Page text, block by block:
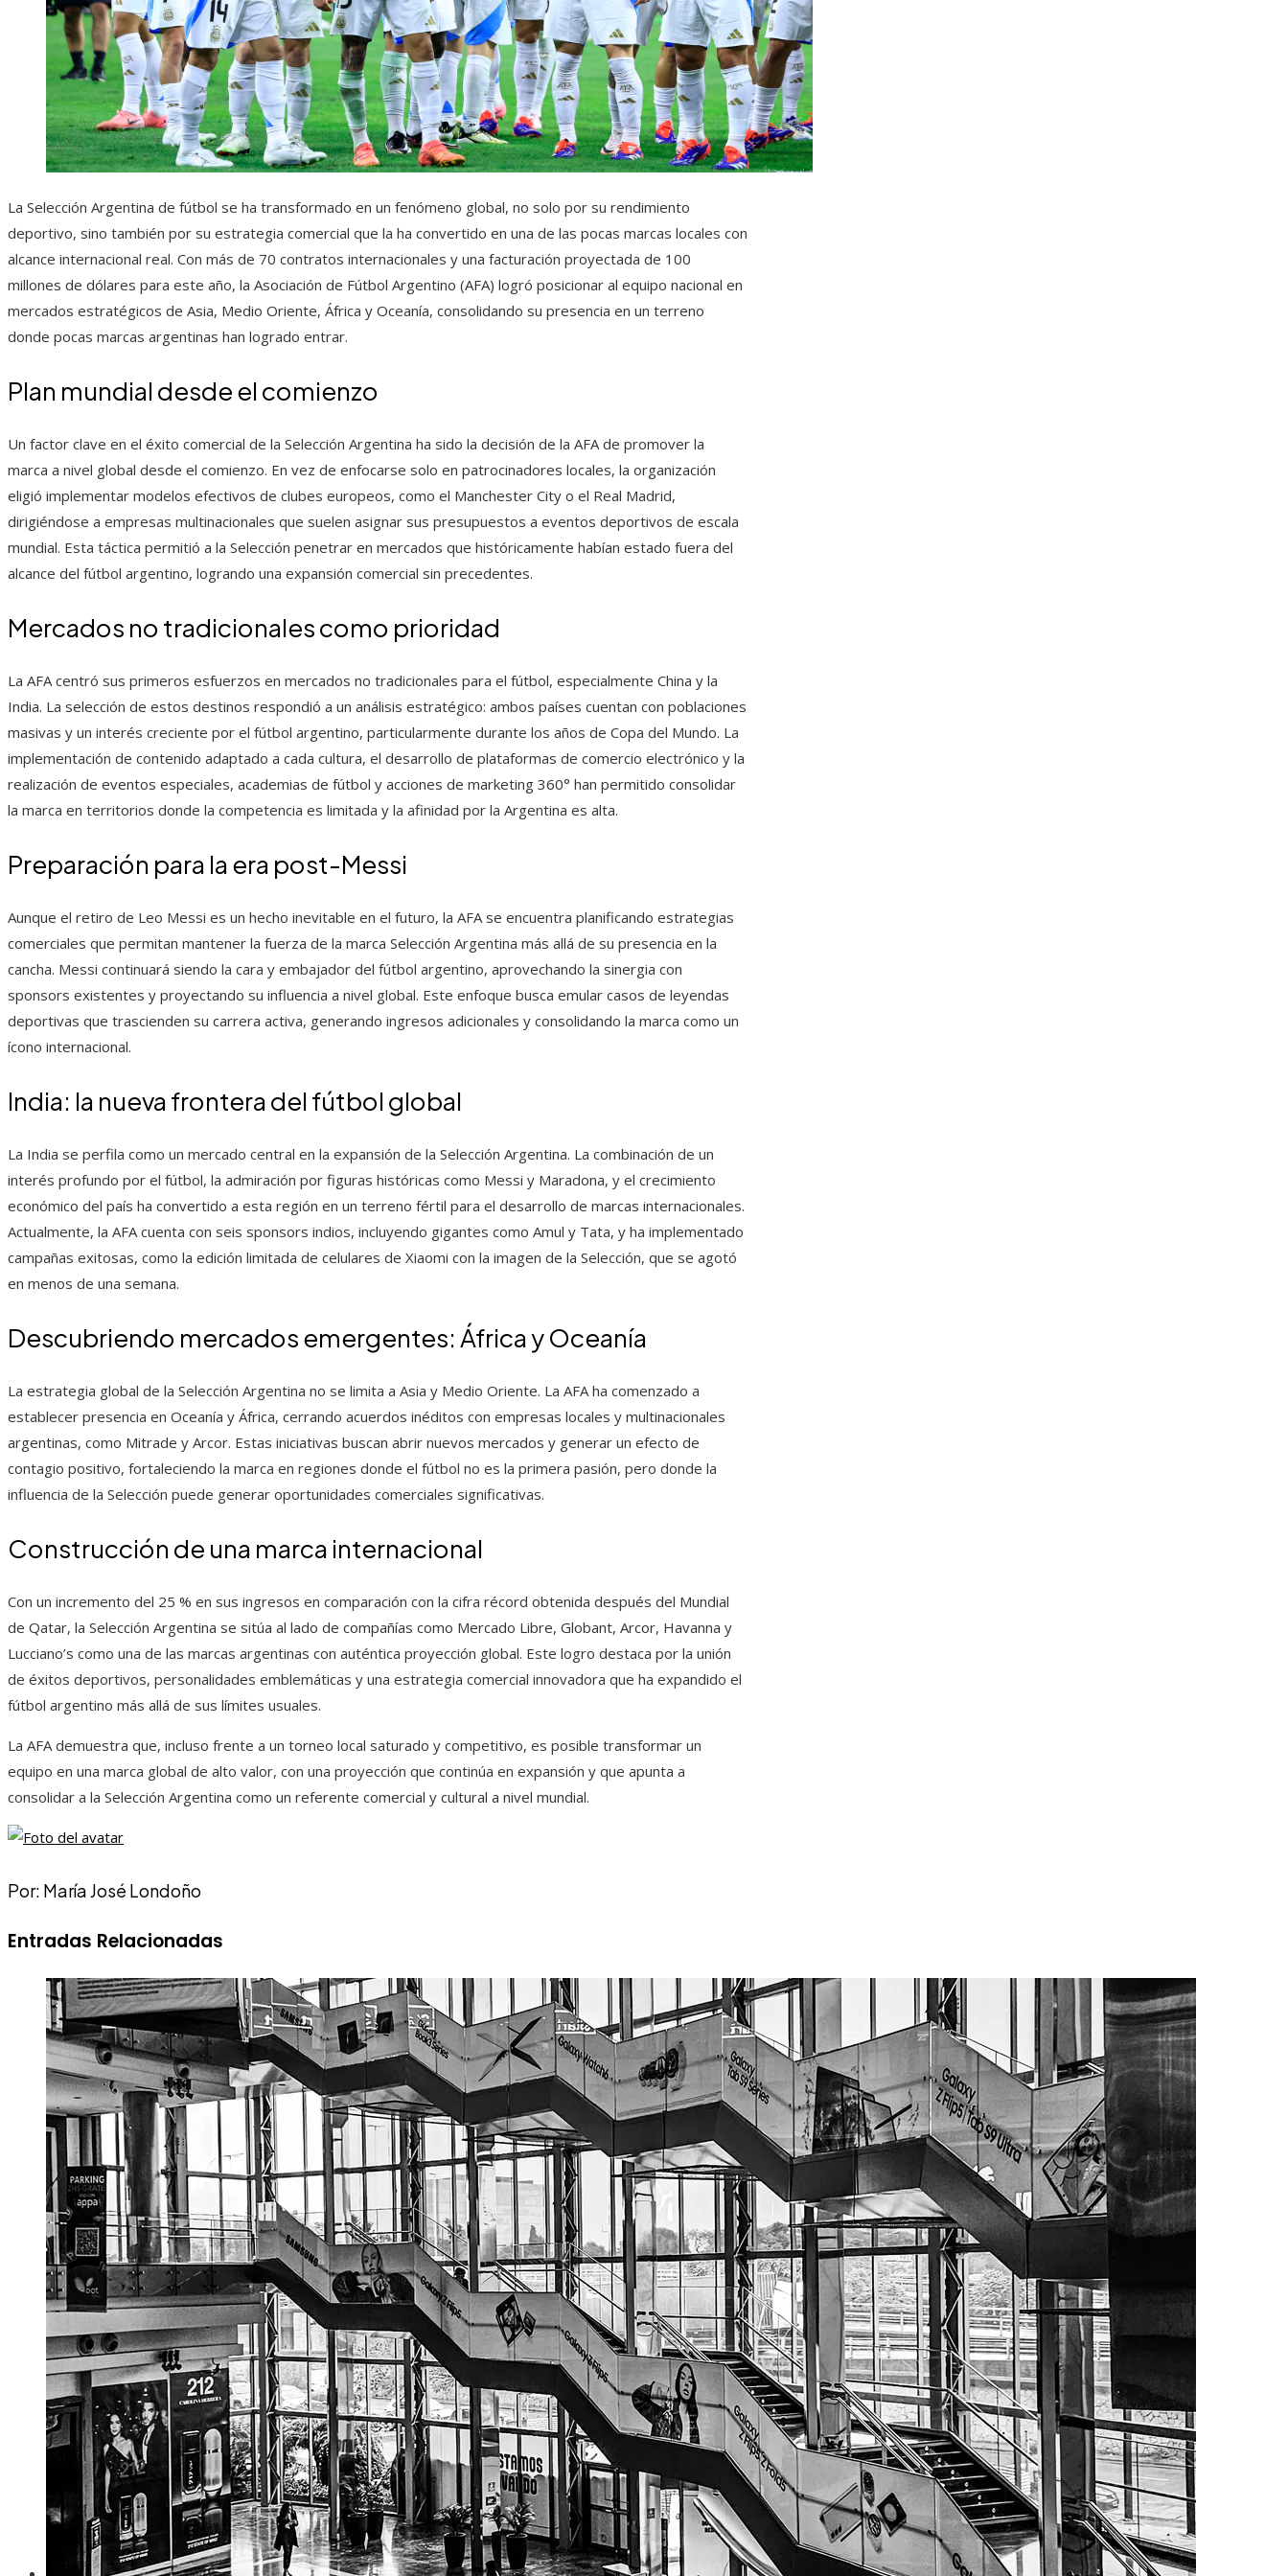
La Selección Argentina de fútbol se ha transformado en un fenómeno global, no solo por su rendimiento
deportivo, sino también por su estrategia comercial que la ha convertido en una de las pocas marcas locales con
alcance internacional real. Con más de 70 contratos internacionales y una facturación proyectada de 100
millones de dólares para este año, la Asociación de Fútbol Argentino (AFA) logró posicionar al equipo nacional en
mercados estratégicos de Asia, Medio Oriente, África y Oceanía, consolidando su presencia en un terreno
donde pocas marcas argentinas han logrado entrar.
Plan mundial desde el comienzo
Un factor clave en el éxito comercial de la Selección Argentina ha sido la decisión de la AFA de promover la
marca a nivel global desde el comienzo. En vez de enfocarse solo en patrocinadores locales, la organización
eligió implementar modelos efectivos de clubes europeos, como el Manchester City o el Real Madrid,
dirigiéndose a empresas multinacionales que suelen asignar sus presupuestos a eventos deportivos de escala
mundial. Esta táctica permitió a la Selección penetrar en mercados que históricamente habían estado fuera del
alcance del fútbol argentino, logrando una expansión comercial sin precedentes.
Mercados no tradicionales como prioridad
La AFA centró sus primeros esfuerzos en mercados no tradicionales para el fútbol, especialmente China y la
India. La selección de estos destinos respondió a un análisis estratégico: ambos países cuentan con poblaciones
masivas y un interés creciente por el fútbol argentino, particularmente durante los años de Copa del Mundo. La
implementación de contenido adaptado a cada cultura, el desarrollo de plataformas de comercio electrónico y la
realización de eventos especiales, academias de fútbol y acciones de marketing 360° han permitido consolidar
la marca en territorios donde la competencia es limitada y la afinidad por la Argentina es alta.
Preparación para la era post-Messi
Aunque el retiro de Leo Messi es un hecho inevitable en el futuro, la AFA se encuentra planificando estrategias
comerciales que permitan mantener la fuerza de la marca Selección Argentina más allá de su presencia en la
cancha. Messi continuará siendo la cara y embajador del fútbol argentino, aprovechando la sinergia con
sponsors existentes y proyectando su influencia a nivel global. Este enfoque busca emular casos de leyendas
deportivas que trascienden su carrera activa, generando ingresos adicionales y consolidando la marca como un
ícono internacional.
India: la nueva frontera del fútbol global
La India se perfila como un mercado central en la expansión de la Selección Argentina. La combinación de un
interés profundo por el fútbol, la admiración por figuras históricas como Messi y Maradona, y el crecimiento
económico del país ha convertido a esta región en un terreno fértil para el desarrollo de marcas internacionales.
Actualmente, la AFA cuenta con seis sponsors indios, incluyendo gigantes como Amul y Tata, y ha implementado
campañas exitosas, como la edición limitada de celulares de Xiaomi con la imagen de la Selección, que se agotó
en menos de una semana.
Descubriendo mercados emergentes: África y Oceanía
La estrategia global de la Selección Argentina no se limita a Asia y Medio Oriente. La AFA ha comenzado a
establecer presencia en Oceanía y África, cerrando acuerdos inéditos con empresas locales y multinacionales
argentinas, como Mitrade y Arcor. Estas iniciativas buscan abrir nuevos mercados y generar un efecto de
contagio positivo, fortaleciendo la marca en regiones donde el fútbol no es la primera pasión, pero donde la
influencia de la Selección puede generar oportunidades comerciales significativas.
Construcción de una marca internacional
Con un incremento del 25 % en sus ingresos en comparación con la cifra récord obtenida después del Mundial
de Qatar, la Selección Argentina se sitúa al lado de compañías como Mercado Libre, Globant, Arcor, Havanna y
Lucciano’s como una de las marcas argentinas con auténtica proyección global. Este logro destaca por la unión
de éxitos deportivos, personalidades emblemáticas y una estrategia comercial innovadora que ha expandido el
fútbol argentino más allá de sus límites usuales.
La AFA demuestra que, incluso frente a un torneo local saturado y competitivo, es posible transformar un
equipo en una marca global de alto valor, con una proyección que continúa en expansión y que apunta a
consolidar a la Selección Argentina como un referente comercial y cultural a nivel mundial.
Por: María José Londoño
Entradas Relacionadas